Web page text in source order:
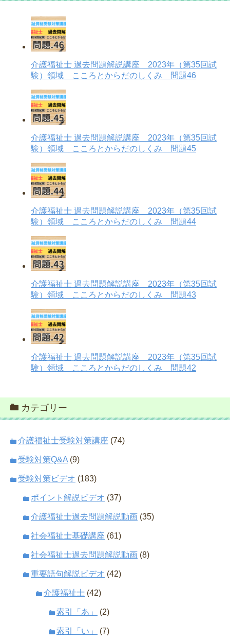
介護福祉士 過去問題解説講座 2023年（第35回試
験）領域 こころとからだのしくみ 問題46
介護福祉士 過去問題解説講座 2023年（第35回試
験）領域 こころとからだのしくみ 問題45
介護福祉士 過去問題解説講座 2023年（第35回試
験）領域 こころとからだのしくみ 問題44
介護福祉士 過去問題解説講座 2023年（第35回試
験）領域 こころとからだのしくみ 問題43
介護福祉士 過去問題解説講座 2023年（第35回試
験）領域 こころとからだのしくみ 問題42
カテゴリー
介護福祉士受験対策講座 (74)
受験対策Q&A (9)
受験対策ビデオ (183)
ポイント解説ビデオ (37)
介護福祉士過去問題解説動画 (35)
社会福祉士基礎講座 (61)
社会福祉士過去問題解説動画 (8)
重要語句解説ビデオ (42)
介護福祉士 (42)
索引「あ」 (2)
索引「い」 (7)